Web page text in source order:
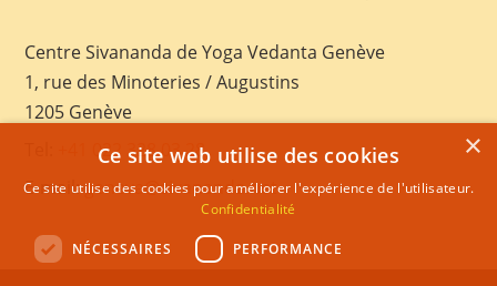
Centre Sivananda de Yoga Vedanta Genève
1, rue des Minoteries / Augustins
1205 Genève
+41 022 328 03 28
E-mail:geneva@sivananda.net
×
Ce site web utilise des cookies
Ce site utilise des cookies pour améliorer l'expérience de l'utilisateur.
Confidentialité
NÉCESSAIRES PERFORMANCE